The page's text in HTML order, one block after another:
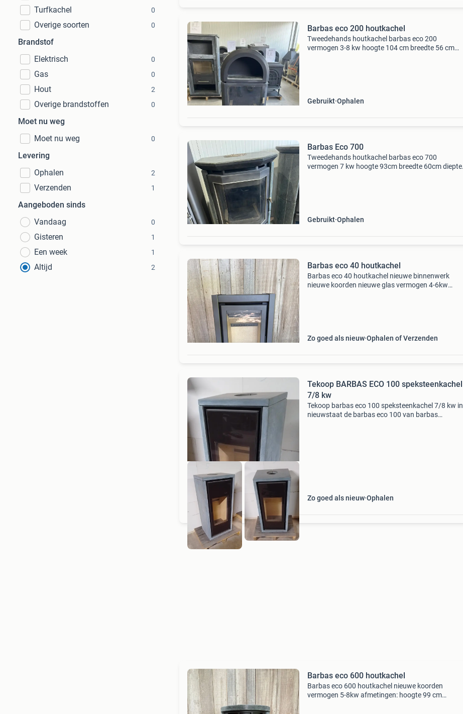
Turfkachel 0
Overige soorten 0
Brandstof
Elektrisch
0
Gas 0
Hout 2
Overige brandstoffen 0
Moet nu weg
Moet nu weg
0
Levering
Ophalen
2
Verzenden 1
Aangeboden sinds
Vandaag
0
Gisteren 1
Een week 1
Altijd 2
Barbas eco 200 houtkachel
Tweedehands houtkachel barbas eco 200
vermogen 3-8 kw hoogte 104 cm breedte 56 cm
Gebruikt Ophalen
Barbas Eco 700
Tweedehands houtkachel barbas eco 700
vermogen 7 kw hoogte 93cm breedte 60cm diepte
Gebruikt Ophalen
Barbas eco 40 houtkachel
Barbas eco 40 houtkachel nieuwe binnenwerk
nieuwe koorden nieuwe glas vermogen 4-6kw
Zo goed als nieuw Ophalen of Verzenden
Tekoop BARBAS ECO 100 speksteenkachel
7/8 kw
Tekoop barbas eco 100 speksteenkachel 7/8 kw in
nieuwstaat de barbas eco 100 van barbas
Zo goed als nieuw Ophalen
Barbas eco 600 houtkachel
Barbas eco 600 houtkachel nieuwe koorden
vermogen 5-8kw afmetingen: hoogte 99 cm